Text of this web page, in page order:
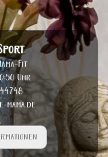
Fit
Uhr
mama.de